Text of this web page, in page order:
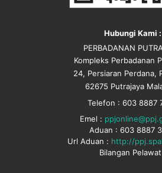
Hubungi Kami :
PERBADANAN
Kompleks Perbadanan
24, Persiaran Perdana,
62675 Putrajaya
Telefon : 603 8887
Emel :
Aduan : 603 8887
Url Aduan : http://
Bilangan